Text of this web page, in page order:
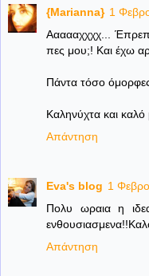
{Marianna} 1
Αααααχχχχ...
πες μου;! Και έχω
Πάντα τόσο
Καληνύχτα και καλό
Απάντηση
Eva's blog 1
Πολυ ωραια η
Απάντηση